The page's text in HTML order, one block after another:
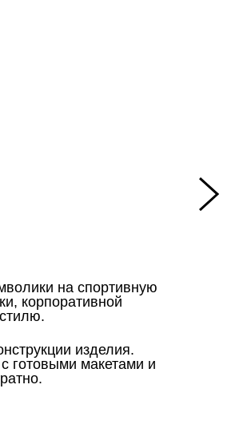
на спортивную
корпоративной
изделия.
готовыми макетами и